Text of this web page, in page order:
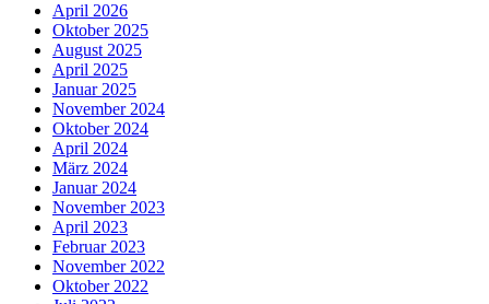
April 2026
Oktober 2025
August 2025
April 2025
Januar 2025
November 2024
Oktober 2024
April 2024
März 2024
Januar 2024
November 2023
April 2023
Februar 2023
November 2022
Oktober 2022